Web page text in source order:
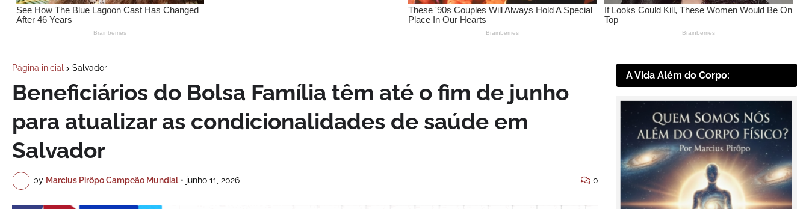
Página inicial Salvador
Beneficiários do Bolsa Família têm até o fim de junho
para atualizar as condicionalidades de saúde em
Salvador
by Marcius Pirôpo Campeão Mundial • junho 11, 2026 0
A Vida Além do Corpo: